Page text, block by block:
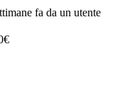
fa da un utente